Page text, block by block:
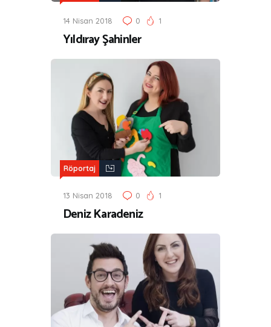
14 Nisan 2018 0 1
Yıldıray Şahinler
Röportaj
13 Nisan 2018 0 1
Deniz Karadeniz